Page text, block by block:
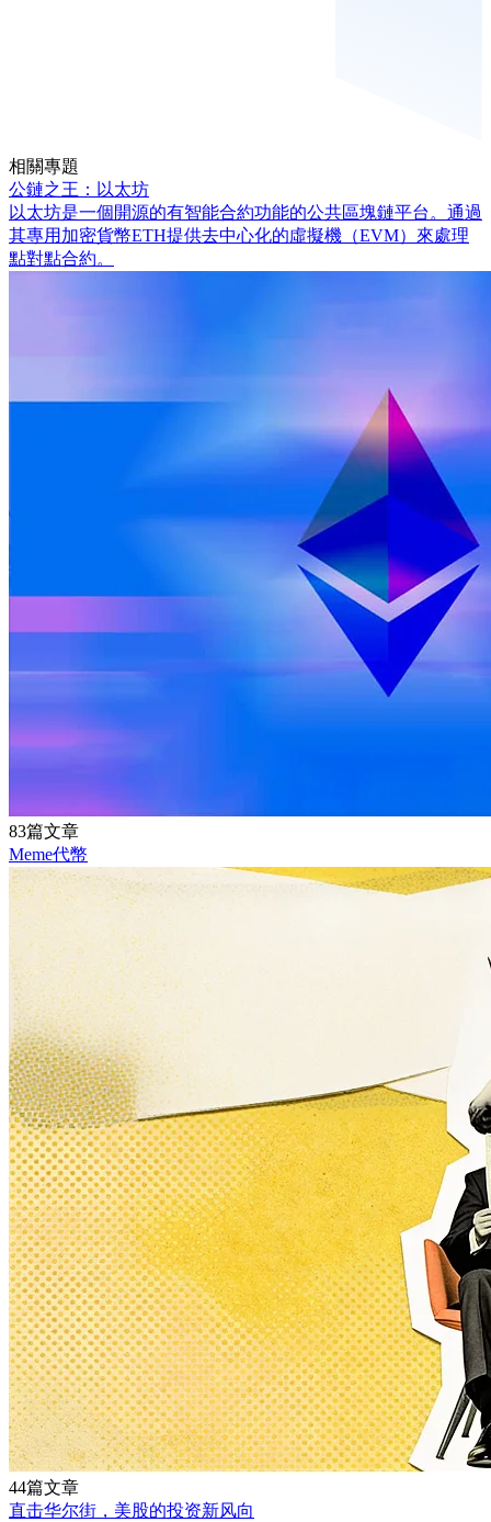
相關專題
公鏈之王：以太坊
以太坊是一個開源的有智能合約功能的公共區塊鏈平台。通過
其專用加密貨幣ETH提供去中心化的虛擬機（EVM）來處理
點對點合約。
83篇文章
Meme代幣
44篇文章
直击华尔街，美股的投资新风向